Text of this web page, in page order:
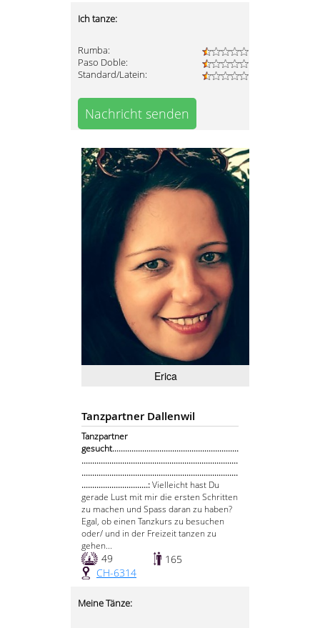
Ich tanze:
Rumba:
Paso Doble:
Standard/Latein:
Nachricht senden
Erica
Tanzpartner Dallenwil
Tanzpartner
gesucht...........................................................
.........................................................................
.........................................................................
...............................:Vielleicht hast Du
gerade Lust mit mir die ersten Schritten
zu machen und Spass daran zu haben?
Egal, ob einen Tanzkurs zu besuchen
oder/ und in der Freizeit tanzen zu
gehen...
49
165
CH-6314
Meine Tänze: